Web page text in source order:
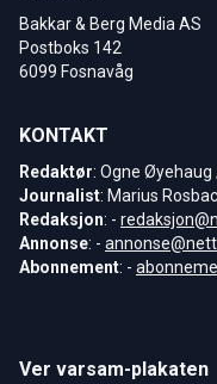
Bakkar & Berg Media AS
Postboks 142
6099 Fosnavåg
KONTAKT
Redaktør: Ogne
Journalist: Marius
Redaksjon: -
Annonse: -
Abonnement: -
Ver varsam-plakaten